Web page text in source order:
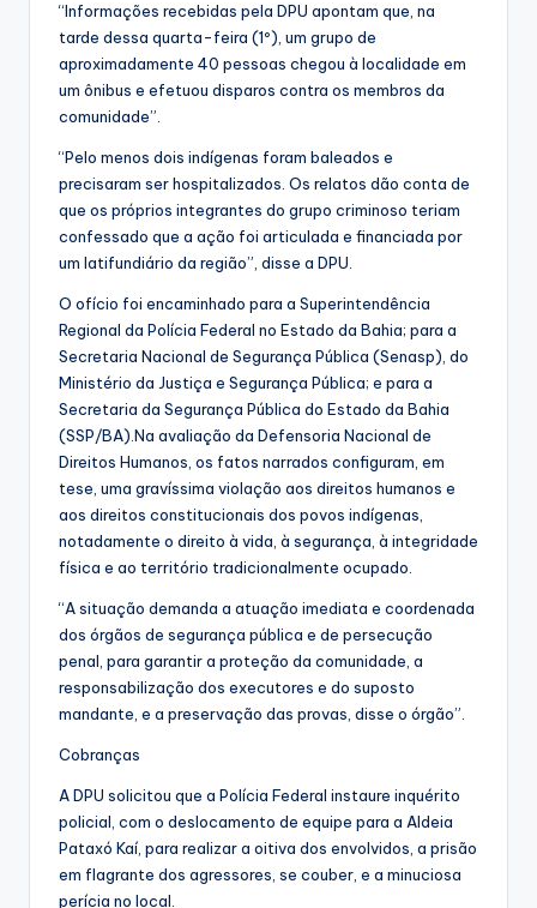
“Informações recebidas pela DPU apontam que, na
tarde dessa quarta-feira (1º), um grupo de
aproximadamente 40 pessoas chegou à localidade em
um ônibus e efetuou disparos contra os membros da
comunidade”.
“Pelo menos dois indígenas foram baleados e
precisaram ser hospitalizados. Os relatos dão conta de
que os próprios integrantes do grupo criminoso teriam
confessado que a ação foi articulada e financiada por
um latifundiário da região”, disse a DPU.
O ofício foi encaminhado para a Superintendência
Regional da Polícia Federal no Estado da Bahia; para a
Secretaria Nacional de Segurança Pública (Senasp), do
Ministério da Justiça e Segurança Pública; e para a
Secretaria da Segurança Pública do Estado da Bahia
(SSP/BA).Na avaliação da Defensoria Nacional de
Direitos Humanos, os fatos narrados configuram, em
tese, uma gravíssima violação aos direitos humanos e
aos direitos constitucionais dos povos indígenas,
notadamente o direito à vida, à segurança, à integridade
física e ao território tradicionalmente ocupado.
“A situação demanda a atuação imediata e coordenada
dos órgãos de segurança pública e de persecução
penal, para garantir a proteção da comunidade, a
responsabilização dos executores e do suposto
mandante, e a preservação das provas, disse o órgão”.
Cobranças
A DPU solicitou que a Polícia Federal instaure inquérito
policial, com o deslocamento de equipe para a Aldeia
Pataxó Kaí, para realizar a oitiva dos envolvidos, a prisão
em flagrante dos agressores, se couber, e a minuciosa
perícia no local.